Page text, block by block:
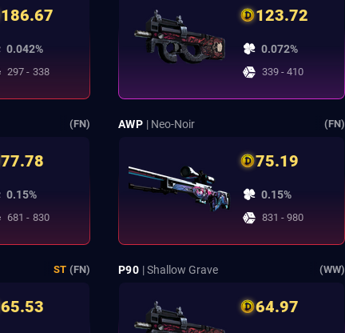
186.67
0.042%
297 - 338
123.72
0.072%
339 - 410
(FN)
77.78
0.15%
681 - 830
AWP | Neo-Noir (FN)
75.19
0.15%
831 - 980
ST (FN)
65.53
P90 | Shallow Grave (WW)
64.97